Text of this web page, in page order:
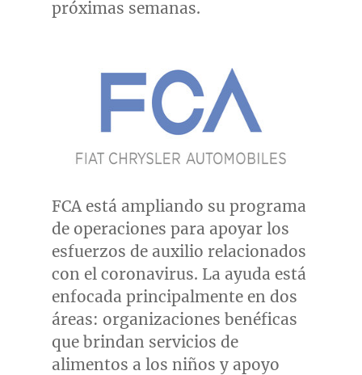
próximas semanas.
FCA está ampliando su programa
de operaciones para apoyar los
esfuerzos de auxilio relacionados
con el coronavirus. La ayuda está
enfocada principalmente en dos
áreas: organizaciones benéficas
que brindan servicios de
alimentos a los niños y apoyo